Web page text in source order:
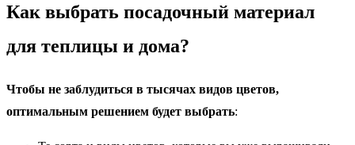
Как выбрать посадочный материал
для теплицы и дома?
Чтобы не заблудиться в тысячах видов цветов,
оптимальным решением будет выбрать: